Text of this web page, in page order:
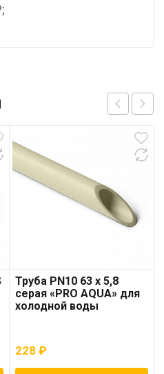
Труба PN10 63 x 5,8
серая «PRO AQUA» для
холодной воды
228₽